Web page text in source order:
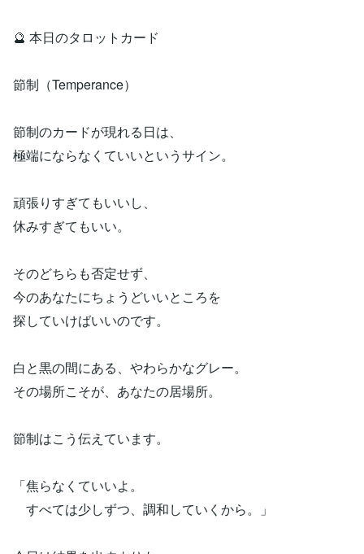
🔮 本日のタロットカード
節制（Temperance）
節制のカードが現れる日は、
極端にならなくていいというサイン。
頑張りすぎてもいいし、
休みすぎてもいい。
そのどちらも否定せず、
今のあなたにちょうどいいところを
探していけばいいのです。
白と黒の間にある、やわらかなグレー。
その場所こそが、あなたの居場所。
節制はこう伝えています。
「焦らなくていいよ。
すべては少しずつ、調和していくから。」